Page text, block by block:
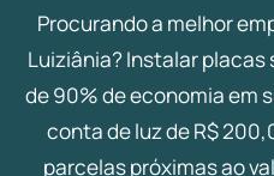
Procurando a melhor
Luiziânia? Instalar placas
de 90% de economia em
conta de luz de R$
parcelas próximas ao